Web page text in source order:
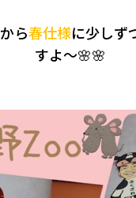
から春仕様に少しず
すよ～🌸🌸